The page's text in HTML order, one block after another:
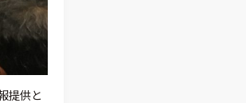
提供と